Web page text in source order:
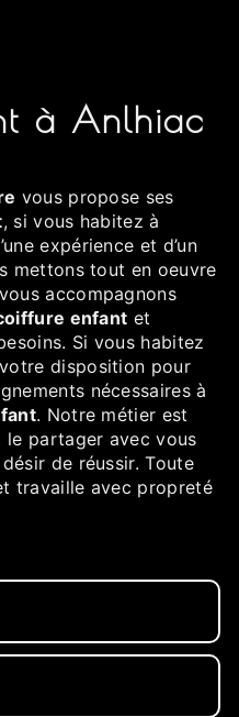
à Anlhiac
vous propose ses
, si vous habitez à
expérience et d’un
mettons tout en oeuvre
accompagnons
enfant et
Si vous habitez
disposition pour
nécessaires à
. Notre métier est
partager avec vous
de réussir. Toute
travaille avec propreté